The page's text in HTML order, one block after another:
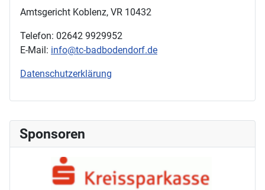
Sponsoren
Amtsgericht Koblenz, VR 10432
Telefon: 02642 9929952
E-Mail: info@tc-badbodendorf.de
Datenschutzerklärung